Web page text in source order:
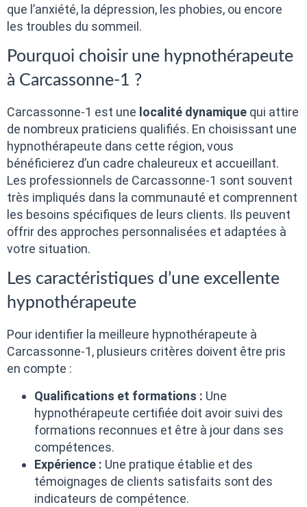
que l’anxiété, la dépression, les phobies, ou encore
les troubles du sommeil.
Pourquoi choisir une hypnothérapeute
à Carcassonne-1 ?
Carcassonne-1 est une localité dynamique qui attire
de nombreux praticiens qualifiés. En choisissant une
hypnothérapeute dans cette région, vous
bénéficierez d’un cadre chaleureux et accueillant.
Les professionnels de Carcassonne-1 sont souvent
très impliqués dans la communauté et comprennent
les besoins spécifiques de leurs clients. Ils peuvent
offrir des approches personnalisées et adaptées à
votre situation.
Les caractéristiques d’une excellente
hypnothérapeute
Pour identifier la meilleure hypnothérapeute à
Carcassonne-1, plusieurs critères doivent être pris
en compte :
Qualifications et formations : Une
hypnothérapeute certifiée doit avoir suivi des
formations reconnues et être à jour dans ses
compétences.
Expérience : Une pratique établie et des
témoignages de clients satisfaits sont des
indicateurs de compétence.